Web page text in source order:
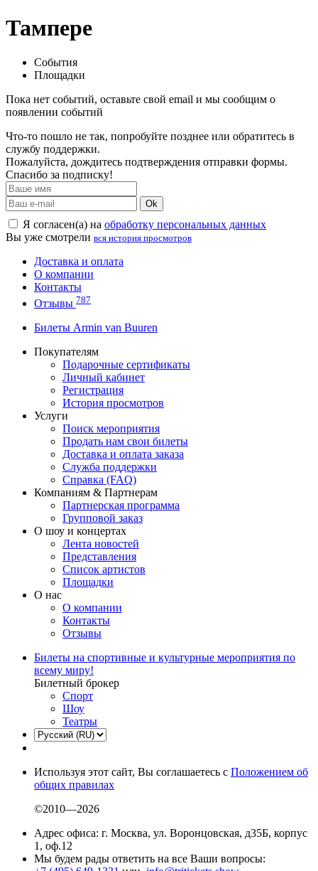
Тампере
События
Площадки
Пока нет событий, оставьте свой email и мы сообщим о
появлении событий
Что-то пошло не так, попробуйте позднее или обратитесь в
службу поддержки.
Пожалуйста, дождитесь подтверждения отправки формы.
Спасибо за подписку!
Ok
Я согласен(а) на обработку персональных данных
Вы уже смотрели вся история просмотров
Доставка и оплата
О компании
Контакты
Отзывы 787
Билеты Armin van Buuren
Покупателям
Подарочные сертификаты
Личный кабинет
Регистрация
История просмотров
Услуги
Поиск мероприятия
Продать нам свои билеты
Доставка и оплата заказа
Служба поддержки
Справка (FAQ)
Компаниям & Партнерам
Партнерская программа
Групповой заказ
О шоу и концертах
Лента новостей
Представления
Список артистов
Площадки
О нас
О компании
Контакты
Отзывы
Билеты на спортивные и культурные мероприятия по
всему миру!
Билетный брокер
Спорт
Шоу
Театры
Используя этот сайт, Вы соглашаетесь с Положением об
общих правилах
©2010—2026
Адрес офиса: г. Москва, ул. Воронцовская, д35Б, корпус
1, оф.12
Мы будем рады ответить на все Ваши вопросы: